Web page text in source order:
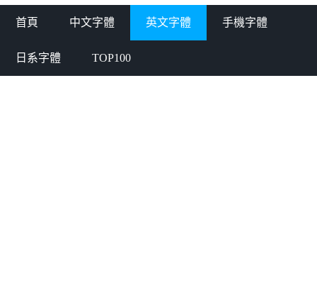
首頁 中文字體 英文字體 手機字體
日系字體 TOP100